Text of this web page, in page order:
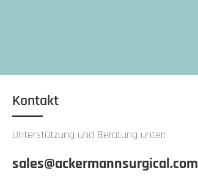
Kontakt
Unterstützung und Beratung unter:
sales@ackermannsurgical.com